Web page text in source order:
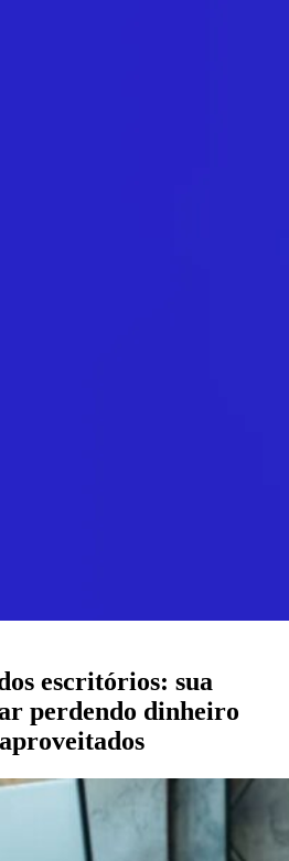
escritórios: sua
perdendo dinheiro